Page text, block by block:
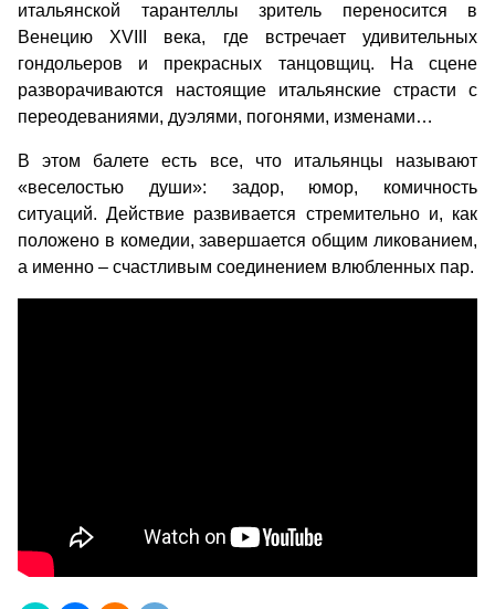
итальянской тарантеллы зритель переносится в
Венецию XVIII века, где встречает удивительных
гондольеров и прекрасных танцовщиц. На сцене
разворачиваются настоящие итальянские страсти с
переодеваниями, дуэлями, погонями, изменами…
В этом балете есть все, что итальянцы называют
«веселостью души»: задор, юмор, комичность
ситуаций. Действие развивается стремительно и, как
положено в комедии, завершается общим ликованием,
а именно – счастливым соединением влюбленных пар.